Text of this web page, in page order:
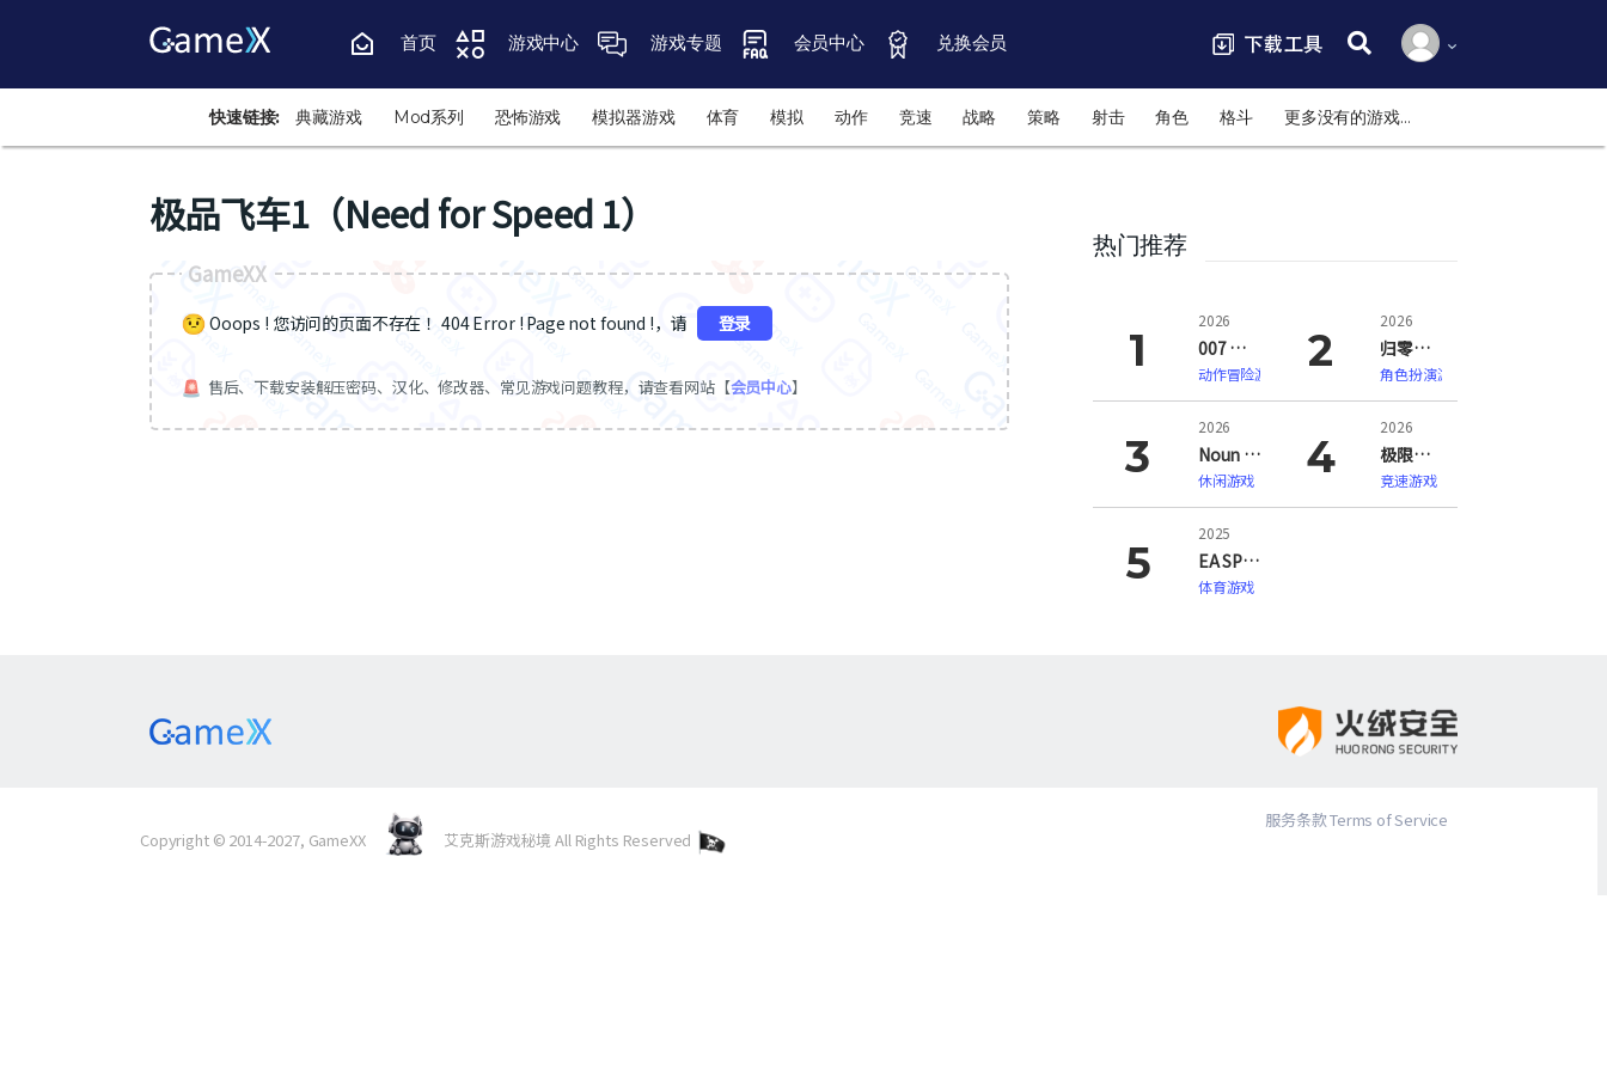
首页 游戏中心 游戏专题 会员中心 兑换会员
搜索:
快速链接: 典藏游戏 Mod系列 恐怖游戏 模拟器游戏 体育 模拟 动作 竞速 战略 策略 射击 角色 格斗 更多没有的游戏…
极品飞车1（Need for Speed 1）
GameXX
Ooops ! 您访问的页面不存在 ！404 Error ! Page not found !，请 登录
售后、下载安装解压密码、汉化、修改器、常见游戏问题教程，请查看网站【会员中心】
热门推荐
2026
007 初露锋芒（007 First Light）
动作冒险游戏
2026
归零巡礼：亡谍镇魂曲（ZERO PARADES: For Dead Spies）
角色扮演游戏
2026
Noun Town 语言学习（Noun Town Language Learning）
休闲游戏
2026
极限竞速：地平线6（Forza Horizon 6）
竞速游戏
2025
EA SPORTS FC 26
体育游戏
Copyright © 2014-2027, GameXX 艾克斯游戏秘境 All Rights Reserved
服务条款 Terms of Service